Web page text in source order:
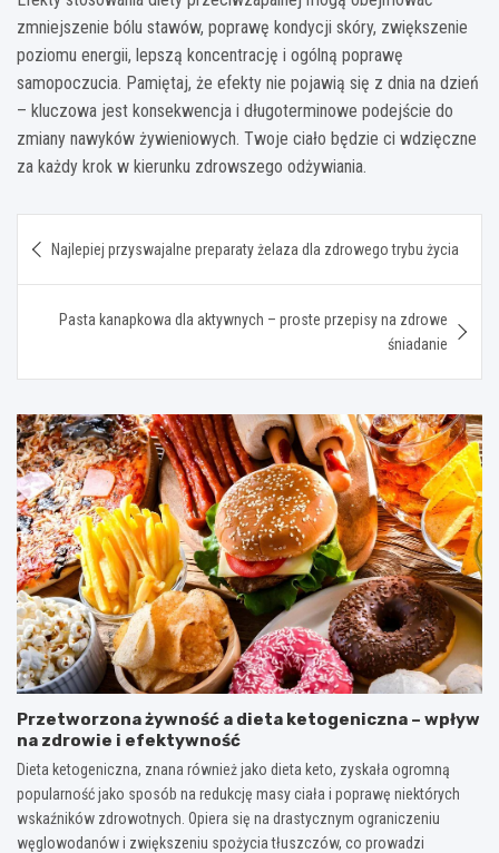
zmniejszenie bólu stawów, poprawę kondycji skóry, zwiększenie
poziomu energii, lepszą koncentrację i ogólną poprawę
samopoczucia. Pamiętaj, że efekty nie pojawią się z dnia na dzień
– kluczowa jest konsekwencja i długoterminowe podejście do
zmiany nawyków żywieniowych. Twoje ciało będzie ci wdzięczne
za każdy krok w kierunku zdrowszego odżywiania.
wpisu
Najlepiej przyswajalne preparaty żelaza dla zdrowego trybu życia
Pasta kanapkowa dla aktywnych – proste przepisy na zdrowe
śniadanie
Przetworzona żywność a dieta ketogeniczna – wpływ
na zdrowie i efektywność
Dieta ketogeniczna, znana również jako dieta keto, zyskała ogromną
popularność jako sposób na redukcję masy ciała i poprawę niektórych
wskaźników zdrowotnych. Opiera się na drastycznym ograniczeniu
węglowodanów i zwiększeniu spożycia tłuszczów, co prowadzi